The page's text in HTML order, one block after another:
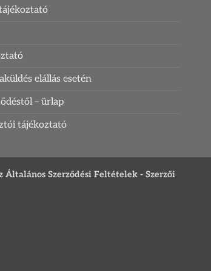
elállás esetén
– ürlap
tájékoztató
Szerződési Feltételek - Szerzői